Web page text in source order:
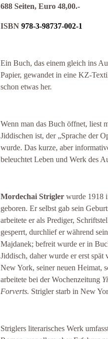
688 Seiten, Euro 48,00.-
ISBN 978-3-98737-002-1
Ein Buch, das einem gleich ins
Papier, gewandet in eine KZ-
schon etwas her.
Wenn man das Buch öffnet, liest
Jiddischen ist, der „Sprache der
wurde. Das kurze, aber
beleuchtet Leben und Werk des
Mordechai Strigler wurde 1918
geboren. Er selbst gab sein
arbeitete er als Prediger,
gesperrt, durchlief er während
Majdanek; befreit wurde er in
Jiddisch, daher wurde er erst
New York, seiner neuen Heimat,
arbeitete bei der Wochenzeitung
Forverts. Strigler starb in New
Striglers literarisches Werk